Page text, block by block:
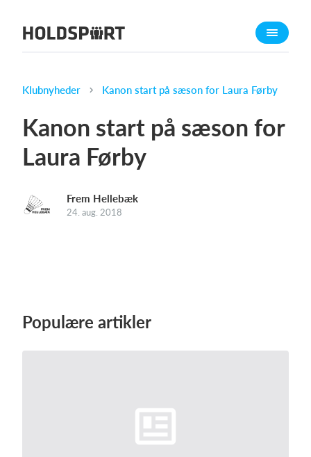
Om Holdsport
Presseomtale
Funktioner
Kontingentopkrævning
Klubnyheder Kanon start på sæson for Laura Førby
Kanon start på sæson for
Laura Førby
Frem Hellebæk
24. aug. 2018
Populære artikler